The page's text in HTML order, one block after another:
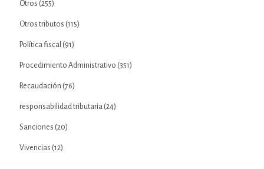
Otros (255)
Otros tributos (115)
Política fiscal (91)
Procedimiento Administrativo (351)
Recaudación (76)
responsabilidad tributaria (24)
Sanciones (20)
Vivencias (12)